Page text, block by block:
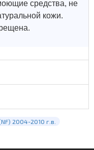
средства, не
кожи.
2004-2010 г.в.